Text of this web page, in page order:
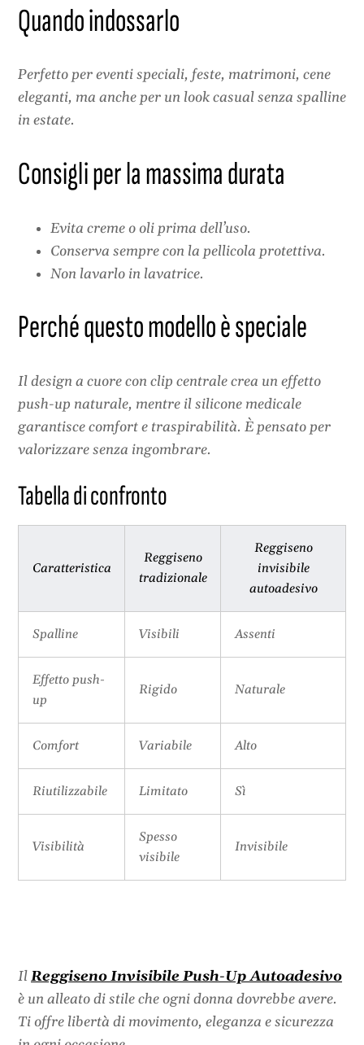
Quando indossarlo
Perfetto per eventi speciali, feste, matrimoni, cene
eleganti, ma anche per un look casual senza spalline
in estate.
Consigli per la massima durata
Evita creme o oli prima dell’uso.
Conserva sempre con la pellicola protettiva.
Non lavarlo in lavatrice.
Perché questo modello è speciale
Il design a cuore con clip centrale crea un effetto
push-up naturale, mentre il silicone medicale
garantisce comfort e traspirabilità. È pensato per
valorizzare senza ingombrare.
Tabella di confronto
Caratteristica
Reggiseno
tradizionale
Reggiseno
invisibile
autoadesivo
Spalline Visibili Assenti
Effetto push-
up
Rigido Naturale
Comfort Variabile Alto
Riutilizzabile Limitato Sì
Visibilità
Spesso
visibile
Invisibile
IlReggiseno Invisibile Push-Up Autoadesivo
è un alleato di stile che ogni donna dovrebbe avere.
Ti offre libertà di movimento, eleganza e sicurezza